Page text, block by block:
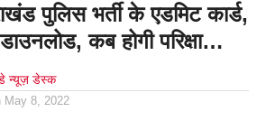
पुलिस भर्ती के एडमिट कार्ड,
कब होगी परिक्षा…
न्यूज़ डेस्क
May 8, 2022